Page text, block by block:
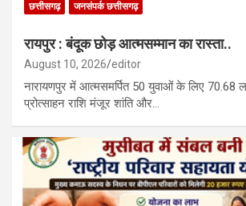
छत्तीसगढ़ जनसंपर्क छत्तीसगढ़
रायपुर : ​बंदूक छोड़ आत्मसम्मान का रास्ता..
August 10, 2026 editor
नारायणपुर में आत्मसमर्पित 50 युवाओं के लिए 70.68
प्रोत्साहन राशि मंजूर शांति और…